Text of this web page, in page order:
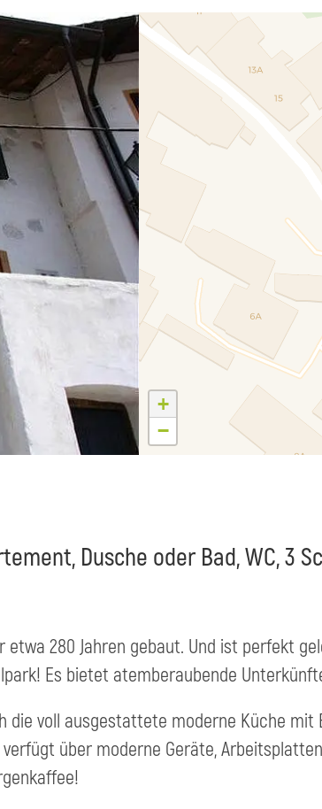
+
−
Dusche oder Bad, WC, 3
etwa 280 Jahren gebaut. Und ist perfekt
Es bietet atemberaubende
die voll ausgestattete moderne Küche mit
verfügt über moderne Geräte,